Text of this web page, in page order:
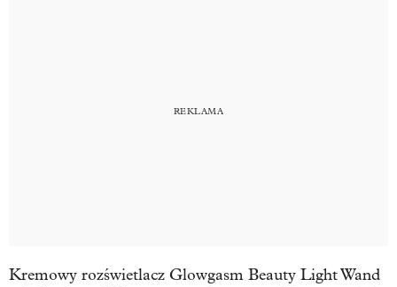
Kremowy rozświetlacz Glowgasm Beauty Light Wand